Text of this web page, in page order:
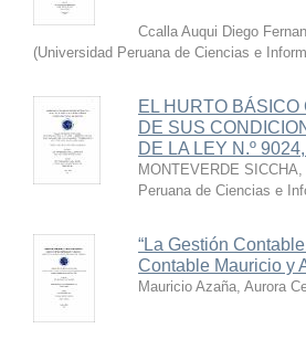
Ccalla Auqui Diego
(Universidad Peruana de Ciencias e
EL HURTO BÁSICO
DE SUS
DE LA LEY N.º
MONTEVERDE
Peruana de Ciencias e
“La Gestión
Contable Mauricio y
Mauricio Azaña, Aurora